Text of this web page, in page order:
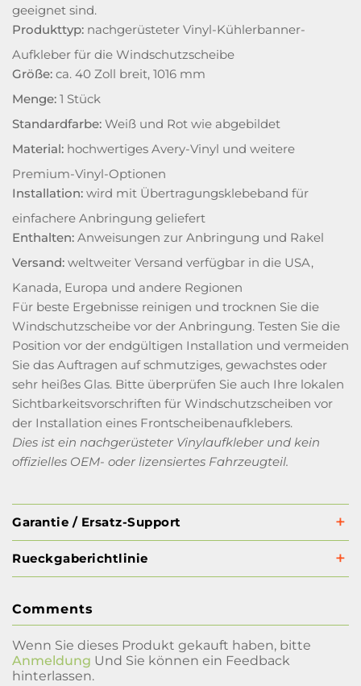
geeignet sind.
Produkttyp: nachgerüsteter Vinyl-Kühlerbanner-
Aufkleber für die Windschutzscheibe
Größe: ca. 40 Zoll breit, 1016 mm
Menge: 1 Stück
Standardfarbe: Weiß und Rot wie abgebildet
Material: hochwertiges Avery-Vinyl und weitere
Premium-Vinyl-Optionen
Installation: wird mit Übertragungsklebeband für
einfachere Anbringung geliefert
Enthalten: Anweisungen zur Anbringung und Rakel
Versand: weltweiter Versand verfügbar in die USA,
Kanada, Europa und andere Regionen
Für beste Ergebnisse reinigen und trocknen Sie die
Windschutzscheibe vor der Anbringung. Testen Sie die
Position vor der endgültigen Installation und vermeiden
Sie das Auftragen auf schmutziges, gewachstes oder
sehr heißes Glas. Bitte überprüfen Sie auch Ihre lokalen
Sichtbarkeitsvorschriften für Windschutzscheiben vor
der Installation eines Frontscheibenaufklebers.
Dies ist ein nachgerüsteter Vinylaufkleber und kein
offizielles OEM- oder lizensiertes Fahrzeugteil.
Garantie / Ersatz-Support
Rueckgaberichtlinie
Comments
Wenn Sie dieses Produkt gekauft haben, bitte
Anmeldung Und Sie können ein Feedback
hinterlassen.